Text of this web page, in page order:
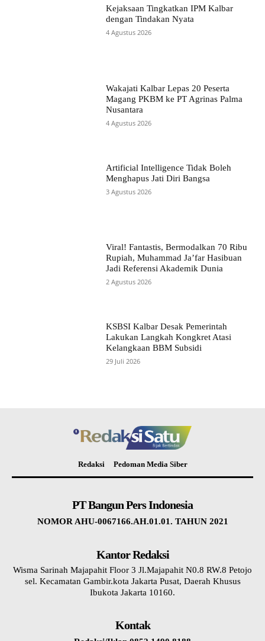
Kejaksaan Tingkatkan IPM Kalbar
dengan Tindakan Nyata
4 Agustus 2026
Wakajati Kalbar Lepas 20 Peserta
Magang PKBM ke PT Agrinas Palma
Nusantara
4 Agustus 2026
Artificial Intelligence Tidak Boleh
Menghapus Jati Diri Bangsa
3 Agustus 2026
Viral! Fantastis, Bermodalkan 70 Ribu
Rupiah, Muhammad Ja’far Hasibuan
Jadi Referensi Akademik Dunia
2 Agustus 2026
KSBSI Kalbar Desak Pemerintah
Lakukan Langkah Kongkret Atasi
Kelangkaan BBM Subsidi
29 Juli 2026
Redaksi Pedoman Media Siber
PT Bangun Pers Indonesia
NOMOR AHU-0067166.AH.01.01. TAHUN 2021
Kantor Redaksi
Wisma Sarinah Majapahit Floor 3 Jl.Majapahit N0.8 RW.8 Petojo
sel. Kecamatan Gambir.kota Jakarta Pusat, Daerah Khusus
Ibukota Jakarta 10160.
Kontak